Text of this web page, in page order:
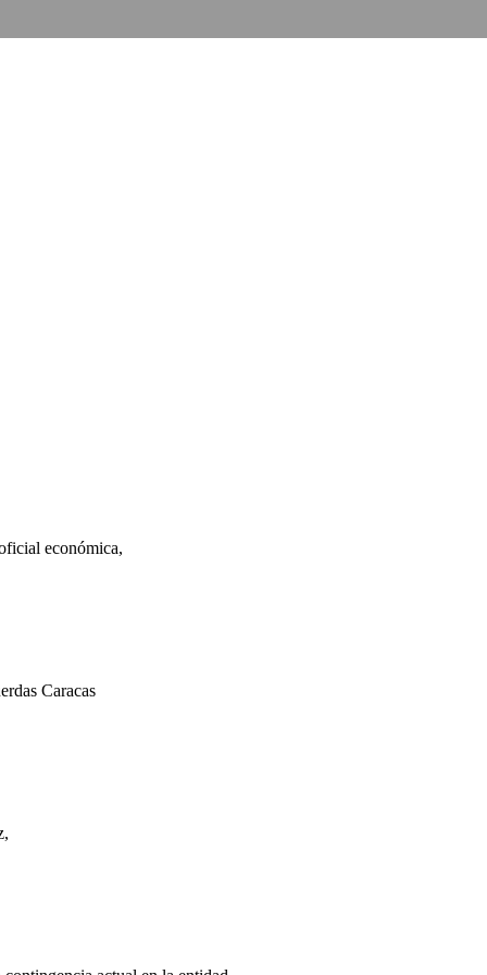
económica,
Caracas